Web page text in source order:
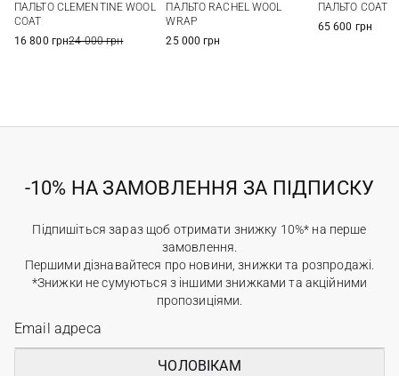
ПАЛЬТО CLEMENTINE WOOL
COAT
16 800 грн24 000 грн
16
ПАЛЬТО RACHEL WOOL
WRAP
25 000 грн
ПАЛЬТО COAT
65 600 грн
-10% НА ЗАМОВЛЕННЯ ЗА ПІДПИСКУ
Підпишіться зараз щоб отримати знижку 10%* на перше
замовлення.
Першими дізнавайтеся про новини, знижки та розпродажі.
*Знижки не сумуються з іншими знижками та акційними
пропозиціями.
ЧОЛОВІКАМ